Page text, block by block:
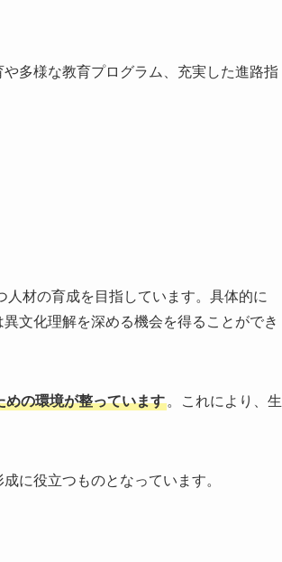
多様な教育プログラム、充実した進路指
人材の育成を目指しています。具体的に
文化理解を深める機会を得ることができ
めの環境が整っています 。これにより、生
に役立つものとなっています。